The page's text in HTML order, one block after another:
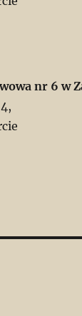
nr 6 w